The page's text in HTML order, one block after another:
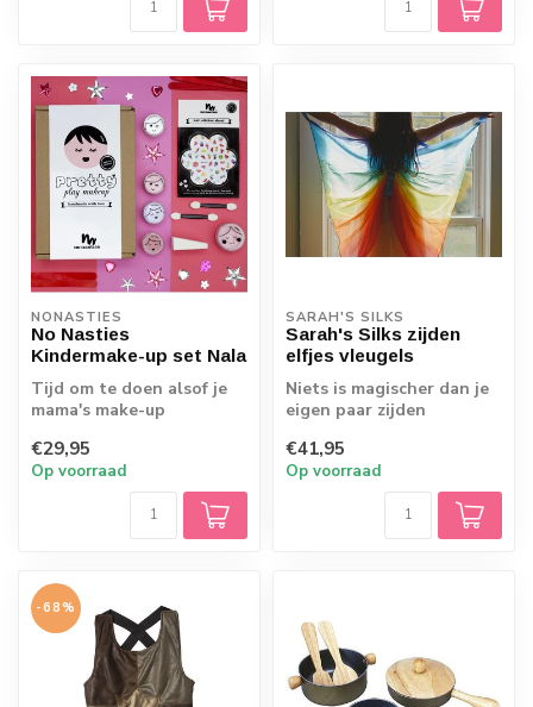
NONASTIES
No Nasties
Kindermake-up set Nala
Tijd om te doen alsof je
mama's make-up
natuurlijk!
€29,95
Op voorraad
SARAH'S SILKS
Sarah's Silks zijden
elfjes vleugels
Niets is magischer dan je
eigen paar zijden
je zweven...
€41,95
Op voorraad
-68%